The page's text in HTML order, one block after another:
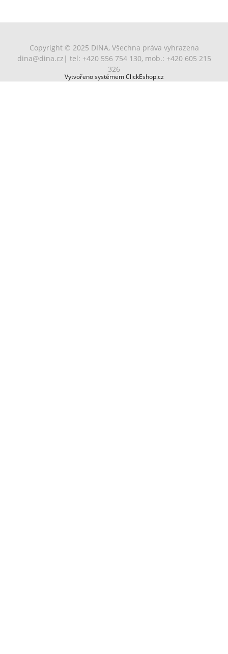
Copyright © 2025 DINA, Všechna práva vyhrazena
dina@dina.cz | tel: +420 556 754 130, mob.: +420 605 215
326
Vytvořeno systémem ClickEshop.cz